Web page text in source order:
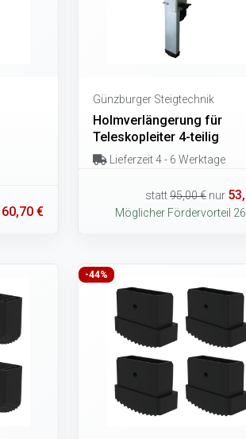
60,70 €
Günzburger Steigtechnik
Holmverlängerung für
Teleskopleiter 4-teilig
Lieferzeit 4 - 6 Werktage
statt95,00 € nur
Möglicher Fördervorteil
-44%